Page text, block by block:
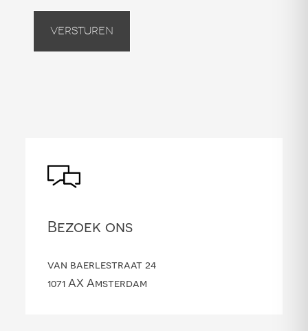
Versturen
Bezoek ons
van baerlestraat 24
1071 AX Amsterdam